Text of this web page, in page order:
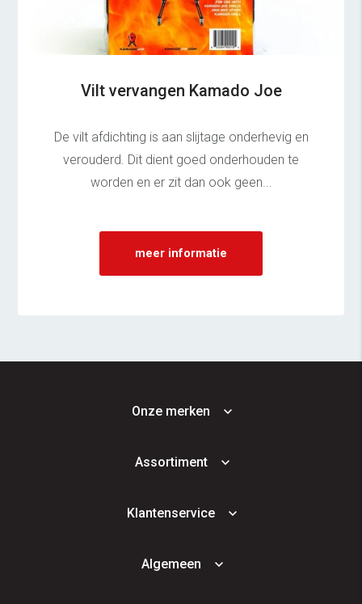
Vilt vervangen Kamado Joe
De vilt afdichting is aan slijtage onderhevig en
verouderd. Dit dient goed onderhouden te
worden en er zit dan ook geen...
meer informatie
Onze merken
Assortiment
Klantenservice
Algemeen